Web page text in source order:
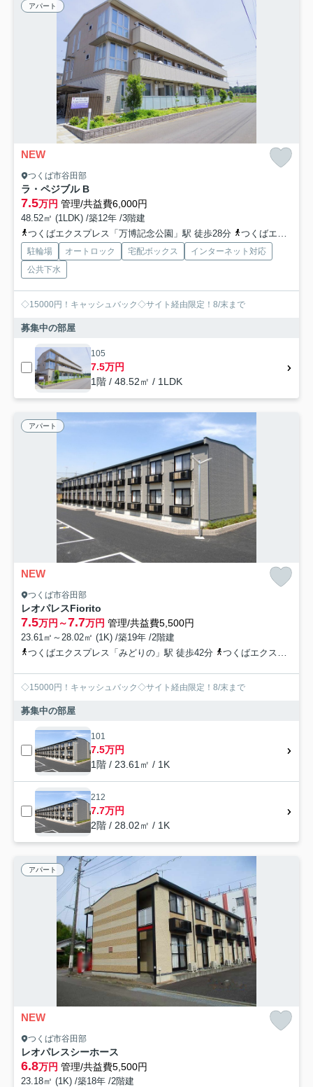
アパート
NEW
つくば市谷田部
ラ・ペジブル B
7.5万円 管理/共益費6,000円
48.52㎡ (1LDK) /築12年 /3階建
つくばエクスプレス「万博記念公園」駅 徒歩28分
つくばエクスプレス「みどりの」駅 徒歩23分
駐輪場 オートロック 宅配ボックス
インターネット対応
公共下水
◇15000円！キャッシュバック◇サイト経由限定！8/末まで
募集中の部屋
105
7.5万円
1階 / 48.52㎡ / 1LDK
アパート
NEW
つくば市谷田部
レオパレスFiorito
7.5万円～7.7万円 管理/共益費5,500円
23.61㎡～28.02㎡ (1K) /築19年 /2階建
つくばエクスプレス「みどりの」駅 徒歩42分
つくばエクスプレス「万博記念公園」駅 徒歩54分
◇15000円！キャッシュバック◇サイト経由限定！8/末まで
募集中の部屋
101
7.5万円
1階 / 23.61㎡ / 1K
212
7.7万円
2階 / 28.02㎡ / 1K
アパート
NEW
つくば市谷田部
レオパレスシーホース
6.8万円 管理/共益費5,500円
23.18㎡ (1K) /築18年 /2階建